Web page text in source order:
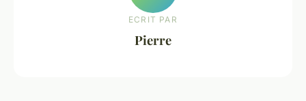
ECRIT PAR
Pierre